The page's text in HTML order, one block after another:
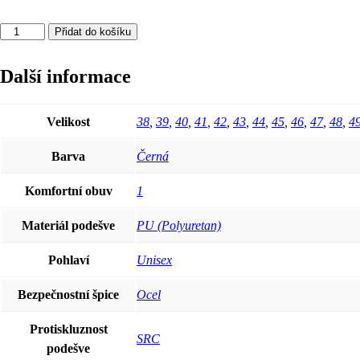
Bezpečnostní
kotníková
ARDON®SOFTEX
HIGH
S1P
Přidat do košíku
Další informace
Velikost 38 39 40 41 42 43 44 45 46 47, 48
Barva Černá
Komfortní obuv 1
Materiál podešve PU (Polyuretan)
Pohlaví Unisex
Bezpečnostní špice Ocel
Protiskluznost
podešve
SRC